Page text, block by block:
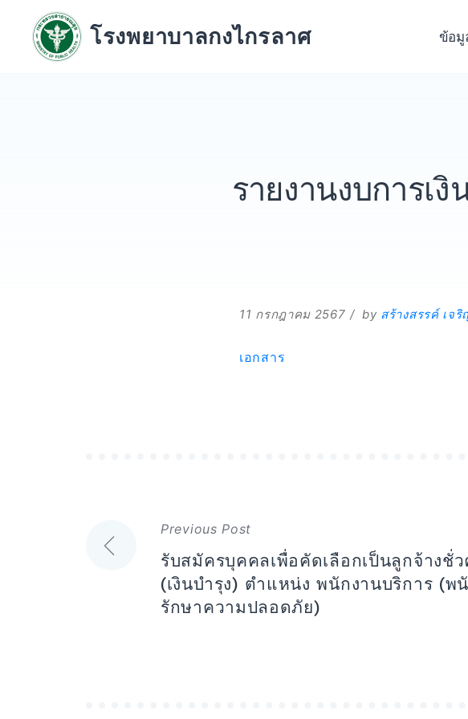
content
โรงพยาบาลกงไกรลาศ ข้อมู
รายงานงบการเ
11 กรกฎาคม 2567 by สร้างสรรค์ เจ
เอกสาร
แนะแนว
เรื่อง
Previous Post
รับสมัครบุคคลเพื่อคัดเลือกเป็นลูกจ้างชั่ว
(เงินบำรุง) ตำแหน่ง พนักงานบริการ (พ
รักษาความปลอดภัย)